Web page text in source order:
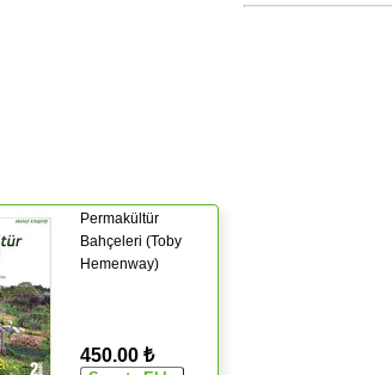
Permakültür
Bahçeleri (Toby
Hemenway)
450.00 ₺